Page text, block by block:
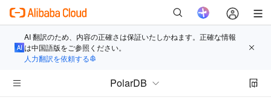
AI 翻訳のため、内容の正確さは保証いたしかねます。正確な情報
は中国語版をご参照ください。
人力翻訳を依頼する
PolarDB